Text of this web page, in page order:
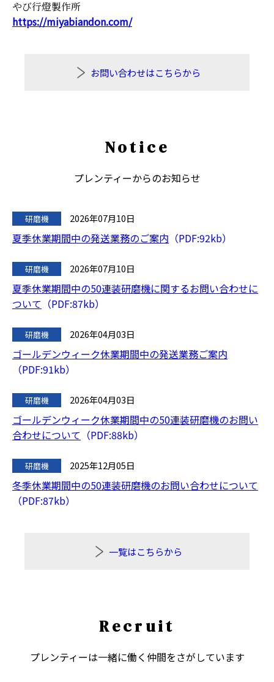
やび行燈製作所
https://miyabiandon.com/
お問い合わせはこちらから
Notice
プレンティーからのお知らせ
研磨機 2026年07月10日
夏季休業期間中の発送業務のご案内 PDF:92kb
研磨機 2026年07月10日
夏季休業期間中の50連装研磨機に関するお問い合わせに
ついて
PDF:87kb
研磨機 2026年04月03日
ゴールデンウィーク休業期間中の発送業務ご案内
PDF:91kb
研磨機 2026年04月03日
ゴールデンウィーク休業期間中の50連装研磨機のお問い
合わせについて
PDF:88kb
研磨機 2025年12月05日
冬季休業期間中の50連装研磨機のお問い合わせについて
PDF:87kb
一覧はこちらから
Recruit
プレンティーは一緒に働く仲間をさがしています